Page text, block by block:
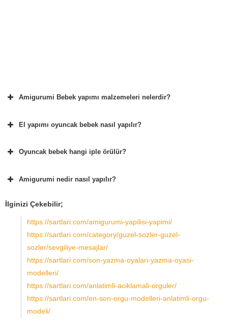
Amigurumi Bebek yapımı malzemeleri nelerdir?
El yapımı oyuncak bebek nasıl yapılır?
Oyuncak bebek hangi iple örülür?
Amigurumi nedir nasıl yapılır?
İlginizi Çekebilir;
https://sartlari.com/amigurumi-yapilisi-yapimi/
https://sartlari.com/category/guzel-sozler-guzel-
sozler/sevgiliye-mesajlar/
https://sartlari.com/son-yazma-oyalari-yazma-oyasi-
modelleri/
https://sartlari.com/anlatimli-aciklamali-orguler/
https://sartlari.com/en-son-orgu-modelleri-anlatimli-orgu-
modeli/